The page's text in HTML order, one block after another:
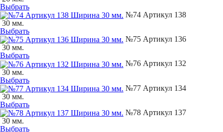
Выбрать
№74 Артикул 138
30 мм.
Выбрать
№75 Артикул 136
30 мм.
Выбрать
№76 Артикул 132
30 мм.
Выбрать
№77 Артикул 134
30 мм.
Выбрать
№78 Артикул 137
30 мм.
Выбрать